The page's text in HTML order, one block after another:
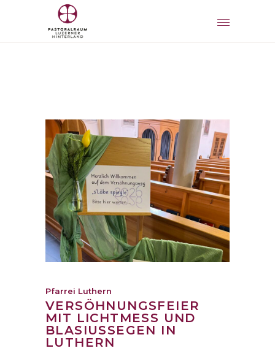
Pfarrei Luthern
VERSÖHNUNGSFEIER
MIT LICHTMESS UND
BLASIUSSEGEN IN
LUTHERN